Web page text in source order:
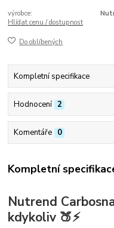
výrobce:
Hlídat cenu / dostupnost
Do oblíbených
Kompletní specifikace
Hodnocení 2
Komentáře 0
Kompletní
Nutrend
kdykoliv 🍑⚡